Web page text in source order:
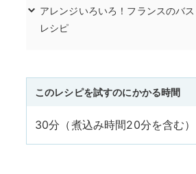
アレンジいろいろ！フランスのバ
レシピ
このレシピを試すのにかかる時間
30分（煮込み時間20分を含む）